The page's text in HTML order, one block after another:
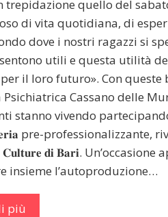
trepidazione quello del
di vita quotidiana, di
dove i nostri ragazzi si
utili e questa utilità
il loro futuro». Con queste
Cassano delle
stanno vivendo
pre-professionalizzante,
𝐂𝐮𝐥𝐭𝐮𝐫𝐞 𝐝𝐢 𝐁𝐚𝐫𝐢.
insieme l’autoproduzione…
più